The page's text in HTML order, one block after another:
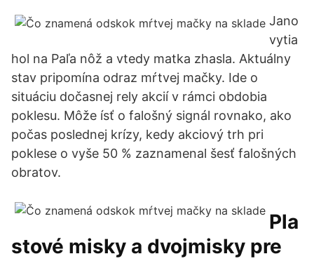
Jano
vytia
hol na Paľa nôž a vtedy matka zhasla. Aktuálny
stav pripomína odraz mŕtvej mačky. Ide o
situáciu dočasnej rely akcií v rámci obdobia
poklesu. Môže ísť o falošný signál rovnako, ako
počas poslednej krízy, kedy akciový trh pri
poklese o vyše 50 % zaznamenal šesť falošných
obratov.
Pla
stové misky a dvojmisky pre